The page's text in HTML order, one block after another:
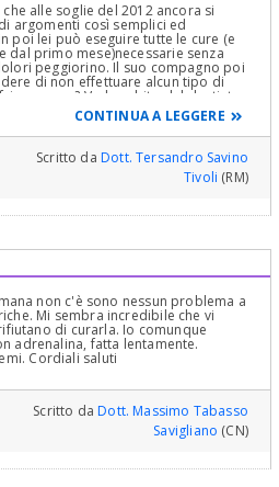
alle soglie del 2012 ancora si
argomenti così semplici ed
poi lei può eseguire tutte le cure (e
dal primo mese)necessarie senza
peggiorino. Il suo compagno poi
di non effettuare alcun tipo di
ancora? Vada subito dal dentista
e auguri per la sua gravidanza.
CONTINUA A LEGGERE
Scritto daDott. Tersandro Savino
Tivoli (RM)
non c'è sono nessun problema a
Mi sembra incredibile che vi
di curarla. Io comunque
adrenalina, fatta lentamente.
Cordiali saluti
Scritto daDott. Massimo Tabasso
Savigliano (CN)